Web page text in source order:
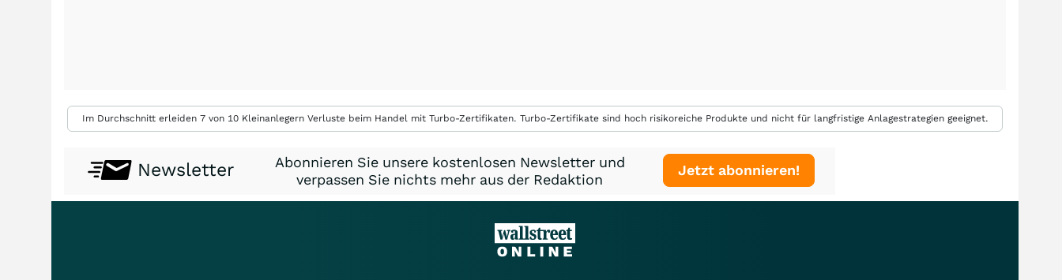
Im Durchschnitt erleiden 7 von 10 Kleinanlegern Verluste beim Handel mit Turbo-Zertifikaten. Turbo-Zertifikate sind hoch risikoreiche Produkte und nicht für langfristige Anlagestrategien geeignet.
Newsletter
Abonnieren Sie unsere kostenlosen Newsletter und
verpassen Sie nichts mehr aus der Redaktion
Jetzt abonnieren!